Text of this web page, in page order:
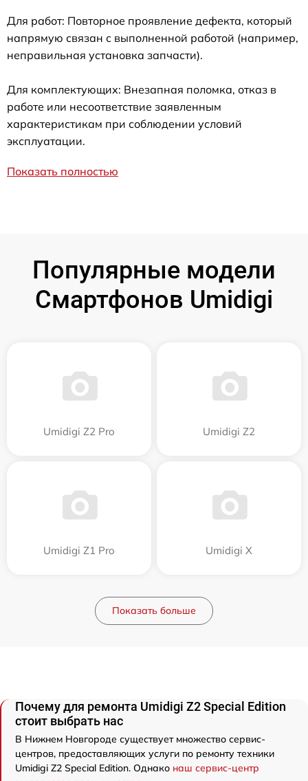
Для работ: Повторное проявление дефекта, который
напрямую связан с выполненной работой (например,
неправильная установка запчасти).
Для комплектующих: Внезапная поломка, отказ в
работе или несоответствие заявленным
характеристикам при соблюдении условий
эксплуатации.
Показать полностью
Популярные модели
Смартфонов Umidigi
Umidigi Z2 Pro Umidigi Z2
Umidigi Z1 Pro Umidigi X
Показать больше
Почему для ремонта Umidigi Z2 Special Edition
стоит выбрать нас
В Нижнем Новгороде существует множество сервис-
центров, предоставляющих услуги по ремонту техники
Umidigi Z2 Special Edition. Однако наш сервис-центр